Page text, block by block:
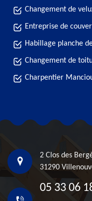
Changement de
Entreprise de
Habillage planche
Changement de
Charpentier
2 Clos des
31290
05 33 06